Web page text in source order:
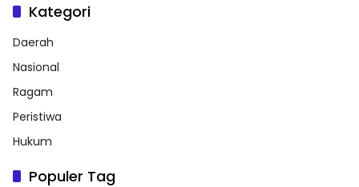
Kategori
Daerah
Nasional
Ragam
Peristiwa
Hukum
Populer Tag